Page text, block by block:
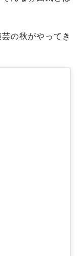
の秋がやってき